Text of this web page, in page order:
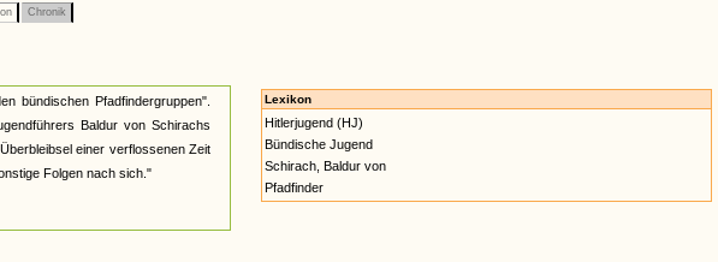
Chronik
bündischen Pfadfindergruppen".
Baldur von Schirachs
einer verflossenen Zeit
Folgen nach sich."
Lexikon
Hitlerjugend (HJ)
Bündische Jugend
Schirach, Baldur von
Pfadfinder